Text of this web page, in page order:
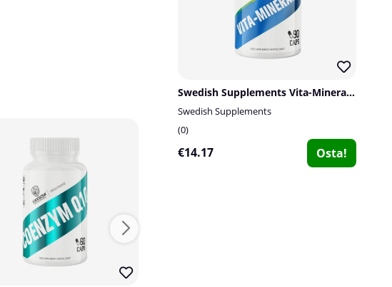
Swedish Supplements Vita-Mineral Man, 90 caps
Swedish Supplements
0
€14.17 Osta!